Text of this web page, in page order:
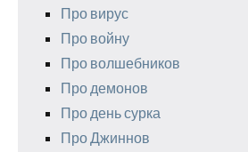
Про вирус
Про войну
Про волшебников
Про демонов
Про день сурка
Про Джиннов